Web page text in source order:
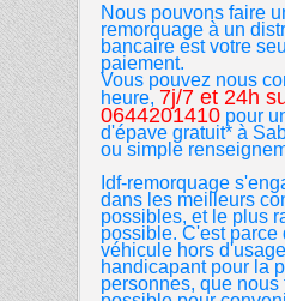
Nous pouvons faire
remorquage à un
bancaire est votre
paiement.
Vous pouvez nous
heure, 7j/7 et 24h
0644201410 pour
d'épave gratuit* à
ou simple
Idf-remorquage
dans les meilleurs
possibles, et le plus
possible. C'est parce
véhicule hors
handicapant pour la
personnes, que